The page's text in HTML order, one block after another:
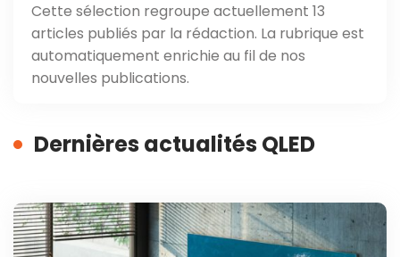
Cette sélection regroupe actuellement 13
articles publiés par la rédaction. La rubrique est
automatiquement enrichie au fil de nos
nouvelles publications.
Dernières actualités QLED